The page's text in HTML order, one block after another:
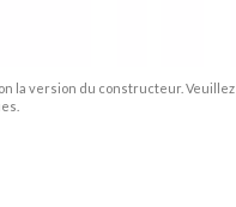
la version du constructeur. Veuillez